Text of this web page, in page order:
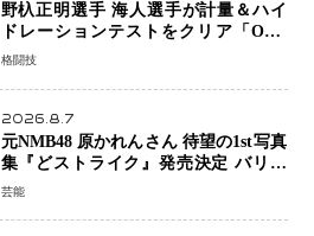
野杁正明選手 海人選手が計量＆ハイ
ドレーションテストをクリア「ONE
SAMURAI 2」決戦へ万全の準備整う
格闘技
2026.8.7
元NMB48 原かれんさん 待望の1st写真
集『どストライク』発売決定 バリで
魅せる25歳の新境地
芸能